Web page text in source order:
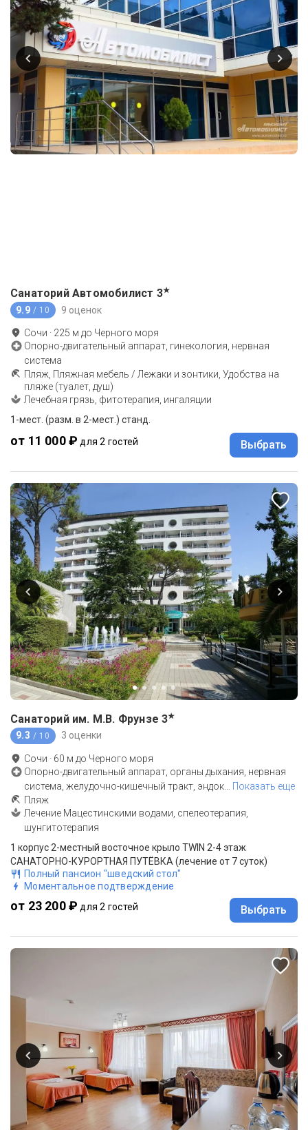
Санаторий Автомобилист 3★
9.9 / 10 9 оценок
Сочи · 225 м до Черного моря
Опорно-двигательный аппарат, гинекология, нервная
система
Пляж, Пляжная мебель / Лежаки и зонтики, Удобства на
пляже (туалет, душ)
Лечебная грязь, фитотерапия, ингаляции
1-мест. (разм. в 2-мест.) станд.
от 11 000 ₽ для 2 гостей Выбрать
Санаторий им. М.В. Фрунзе 3★
9.3 / 10 3 оценки
Сочи · 60 м до Черного моря
Опорно-двигательный аппарат, органы дыхания, нервная
система, желудочно-кишечный тракт, эндок
Показать еще
Пляж
Лечение Мацестинскими водами, спелеотерапия,
шунгитотерапия
1 корпус 2-местный восточное крыло TWIN 2-4 этаж
САНАТОРНО-КУРОРТНАЯ ПУТЁВКА (лечение от 7 суток)
Полный пансион "шведский стол"
Моментальное подтверждение
от 23 200 ₽ для 2 гостей Выбрать